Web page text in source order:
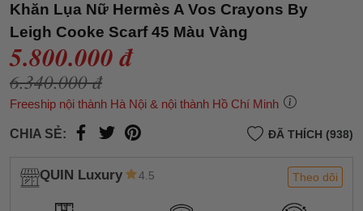
Khăn Lụa Nữ Hermès A Vos Crayons By
Leigh Cooke Scarf 45 Màu Vàng
5.800.000 đ
6.340.000 đ
Freeship nội thành Hà Nội & nội thành Hồ Chí Minh
CHIA SẺ: ĐÃ THÍCH (938)
QUIN Luxury 4.5 Theo dõi